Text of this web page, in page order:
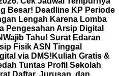
Besar! Deadline KP Periode
Lengah Karena Lomba
Pengesahan Arsip Digital
Wajib Tahu! Surat Edaran
Fisik ASN Tinggal
via DMS! Kuliah Gratis &
Tuntas Profil Sekolah
Daftar, Jurusan, dan